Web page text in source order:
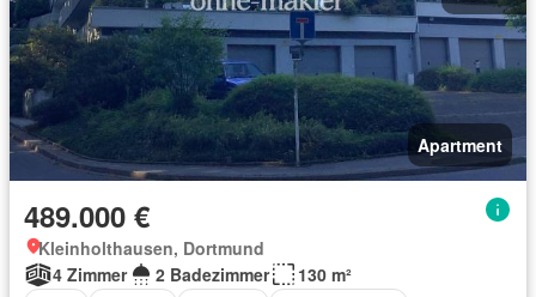
Apartment
489.000 €
Kleinholthausen, Dortmund
4 Zimmer
2 Badezimmer
130 m²